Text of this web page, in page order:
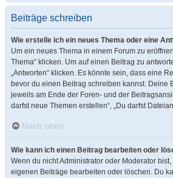
Beiträge schreiben
Wie erstelle ich ein neues Thema oder eine
Um ein neues Thema in einem Forum zu
Thema“ klicken. Um auf einen Beitrag zu
„Antworten“ klicken. Es könnte sein, dass eine
bevor du einen Beitrag schreiben kannst. Deine
jeweils am Ende der Foren- und der
darfst neue Themen erstellen“, „Du darfst
Nach oben
Wie kann ich einen Beitrag bearbeiten oder
Wenn du nicht Administrator oder Moderator
eigenen Beiträge bearbeiten oder löschen. Du